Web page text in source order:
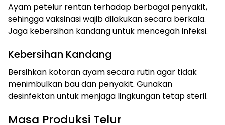
Ayam petelur rentan terhadap berbagai penyakit,
sehingga vaksinasi wajib dilakukan secara berkala.
Jaga kebersihan kandang untuk mencegah infeksi.
Kebersihan Kandang
Bersihkan kotoran ayam secara rutin agar tidak
menimbulkan bau dan penyakit. Gunakan
desinfektan untuk menjaga lingkungan tetap steril.
Masa Produksi Telur